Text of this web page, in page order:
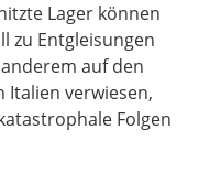
Lager können
zu Entgleisungen
auf den
Italien verwiesen,
Folgen